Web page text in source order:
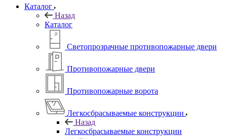
Каталог
Назад
Каталог
Светопрозрачные противопожарные двери
Противопожарные двери
Противопожарные ворота
Легкосбрасываемые конструкции
Назад
Легкосбрасываемые конструкции